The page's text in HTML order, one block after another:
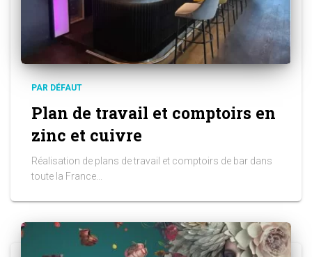
PAR DÉFAUT
Plan de travail et comptoirs en
zinc et cuivre
Réalisation de plans de travail et comptoirs de bar dans
toute la France...